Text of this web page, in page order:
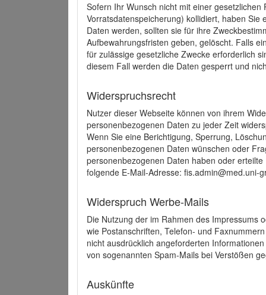
Sofern Ihr Wunsch nicht mit einer
Vorratsdatenspeicherung) kollidiert, haben
Daten werden, sollten sie für ihre
Aufbewahrungsfristen geben, gelöscht. Falls
für zulässige gesetzliche Zwecke erforderlich
diesem Fall werden die Daten gesperrt und
Widerspruchsrecht
Nutzer dieser Webseite können von ihrem
personenbezogenen Daten zu jeder Zeit
Wenn Sie eine Berichtigung, Sperrung,
personenbezogenen Daten wünschen oder
personenbezogenen Daten haben oder
folgende E-Mail-Adresse: fis.admin@med.uni-
Widerspruch Werbe-Mails
Die Nutzung der im Rahmen des Impressums
wie Postanschriften, Telefon- und
nicht ausdrücklich angeforderten
von sogenannten Spam-Mails bei Verstößen
Auskünfte